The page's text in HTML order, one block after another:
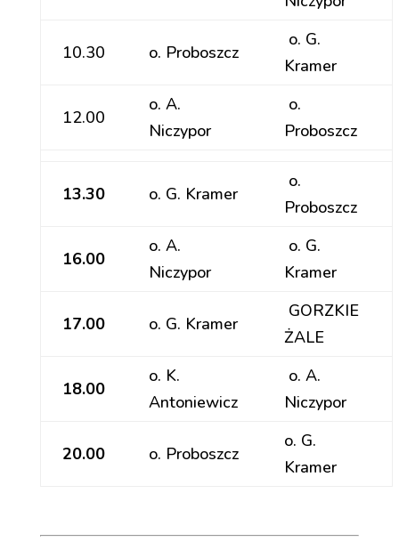
10.30 o. Proboszcz
o. G.
Kramer
12.00
o. A.
Niczypor
o.
Proboszcz
13.30 o. G. Kramer
o.
Proboszcz
16.00
o. A.
Niczypor
o. G.
Kramer
17.00 o. G. Kramer
GORZKIE
ŻALE
18.00
o. K.
Antoniewicz
o. A.
Niczypor
20.00 o. Proboszcz
o. G.
Kramer